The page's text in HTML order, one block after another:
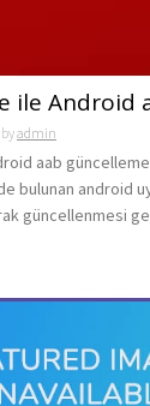
ile Android
byadmin
aab
bulunan android
güncellenmesi